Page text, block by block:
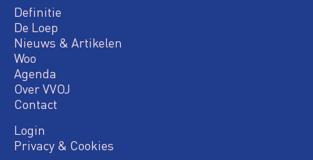
Definitie
De Loep
Nieuws & Artikelen
Woo
Agenda
Over VVOJ
Contact
Login
Privacy & Cookies